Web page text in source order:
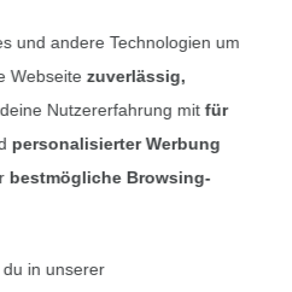
wechseln (aktuell
und andere Technologien um
Webseite zuverlässig,
Nutzererfahrung mitfür
personalisierter Werbung
bestmögliche Browsing-
in unserer